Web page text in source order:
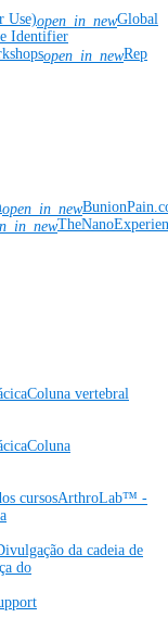
Use)open_in_newGlobal
Identifier
open_in_newRep
open_in_new
Coluna vertebral
Coluna
cursosArthroLab™ -
da cadeia de
do